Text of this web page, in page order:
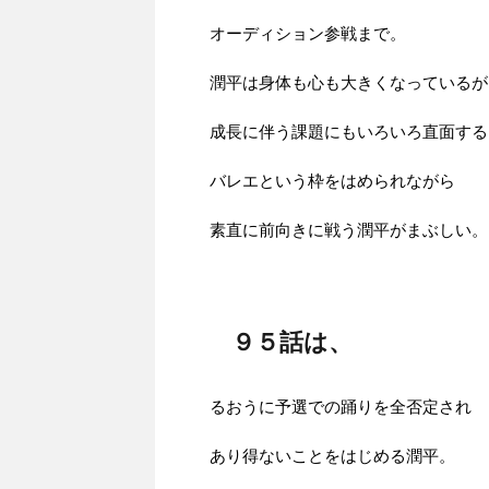
オーディション参戦まで。
潤平は身体も心も大きくなっているが
成長に伴う課題にもいろいろ直面す
バレエという枠をはめられながら
素直に前向きに戦う潤平がまぶしい。
９５話は、
るおうに予選での踊りを全否定され
あり得ないことをはじめる潤平。